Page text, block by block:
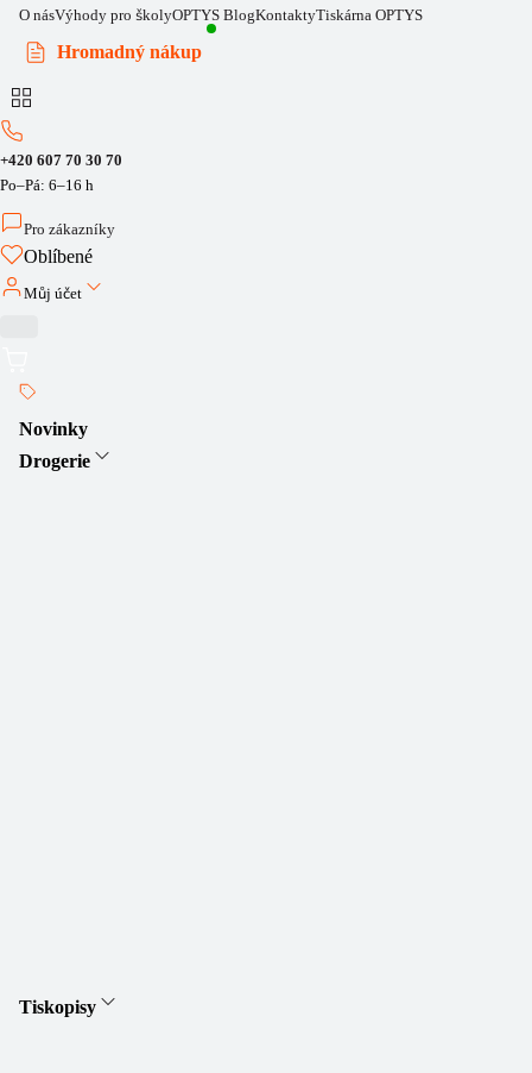
O násVýhody pro školyOPTYS BlogKontaktyTiskárna OPTYS
Hromadný nákup
+420 607 70 30 70
Po–Pá: 6–16 h
Pro zákazníky
Oblíbené
Můj účet
Novinky
Drogerie
Tiskopisy